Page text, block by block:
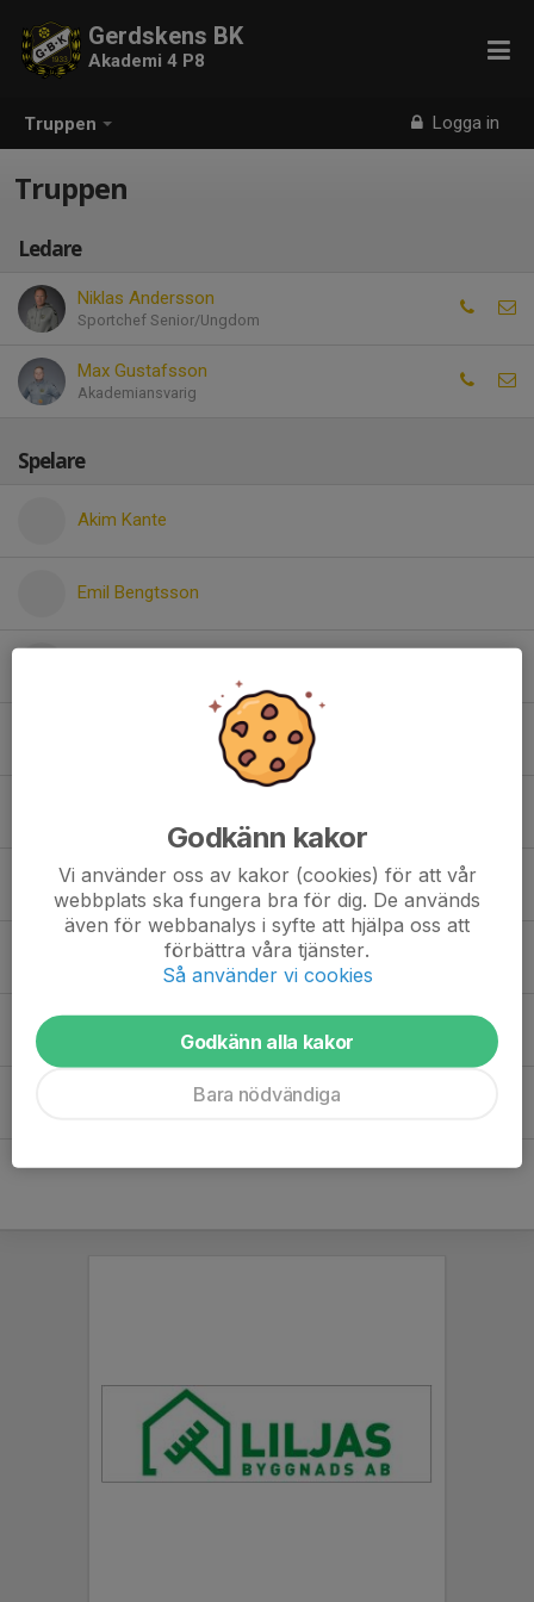
Truppen Logga in
Gerdskens BK
Akademi 4 P8
Truppen
Ledare
Niklas Andersson
Sportchef Senior/Ungdom
Max Gustafsson
Akademiansvarig
Spelare
Akim Kante
Emil Bengtsson
Max Profozic
Valdemar Aronsson
Godkänn kakor
Vi använder oss av kakor (cookies) för att vår
webbplats ska fungera bra för dig. De används
även för webbanalys i syfte att hjälpa oss att
förbättra våra tjänster.
Så använder vi cookies
Godkänn alla kakor
Bara nödvändiga